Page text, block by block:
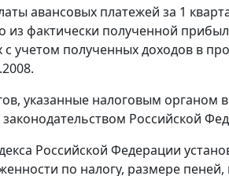
авансовых платежей за 1
фактически полученной
с учетом полученных доходов в
указанные налоговым органом
Российской
Российской Федерации
по налогу, размере